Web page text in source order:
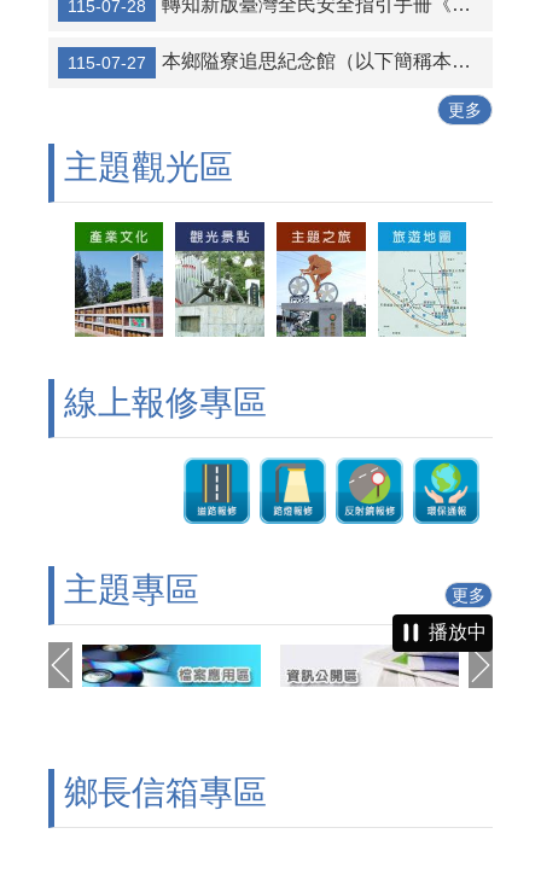
115-07-28 轉知新版臺灣全民安全指引手冊《當危機來臨時：臺灣全民安全指引》、苗栗縣全民國防應變手冊、苗栗縣全民國防手冊單張
115-07-27 本鄉隘寮追思紀念館（以下簡稱本館）115年「盂蘭盆中元普度法會」公告。
更多
主題觀光區
線上報修專區
主題專區
播放中
更多
鄉長信箱專區